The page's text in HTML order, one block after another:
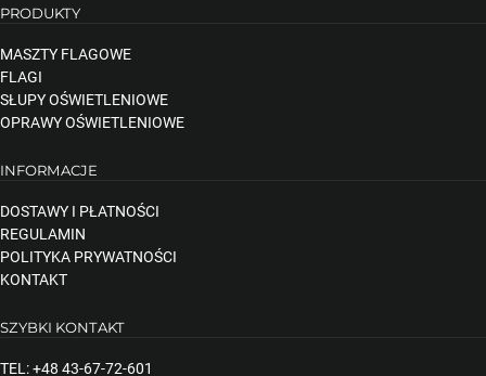
PRODUKTY
MASZTY FLAGOWE
FLAGI
SŁUPY OŚWIETLENIOWE
OPRAWY OŚWIETLENIOWE
INFORMACJE
DOSTAWY I PŁATNOŚCI
REGULAMIN
POLITYKA PRYWATNOŚCI
KONTAKT
SZYBKI KONTAKT
TEL: +48 43-67-72-601